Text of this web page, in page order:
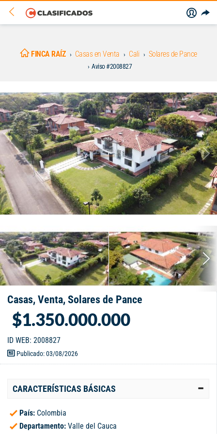
FINCA RAÍZ Casas en Venta Cali Solares de Pance
Aviso #2008827
Casas, Venta, Solares de Pance
$1.350.000.000
ID WEB: 2008827
Publicado: 03/08/2026
CARACTERÍSTICAS BÁSICAS
País: Colombia
Departamento: Valle del Cauca